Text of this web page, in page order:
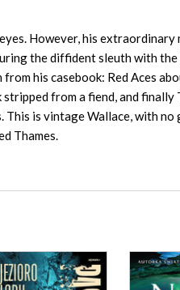
However, his extraordinary
the diffident sleuth with
his casebook: Red Aces
from a fiend, and
is vintage Wallace, with
Thames.